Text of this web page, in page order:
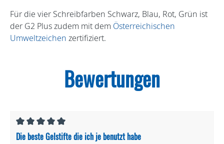
Für die vier Schreibfarben Schwarz, Blau, Rot, Grün ist
der G2 Plus zudem mit dem Österreichischen
Umweltzeichen zertifiziert.
Bewertungen
Die beste Gelstifte die ich je benutzt habe